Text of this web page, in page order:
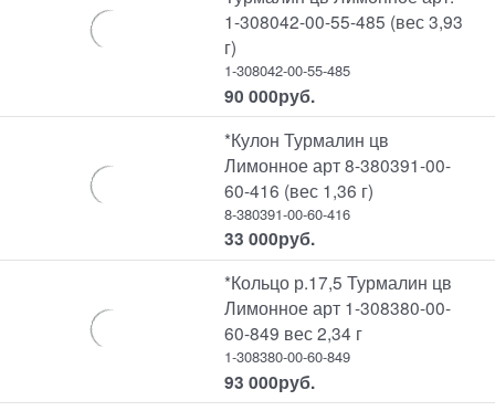
1-308042-00-55-485 (вес 3,93
г)
1-308042-00-55-485
90 000руб.
*Кулон Турмалин цв
Лимонное арт 8-380391-00-
60-416 (вес 1,36 г)
8-380391-00-60-416
33 000руб.
*Кольцо р.17,5 Турмалин цв
Лимонное арт 1-308380-00-
60-849 вес 2,34 г
1-308380-00-60-849
93 000руб.